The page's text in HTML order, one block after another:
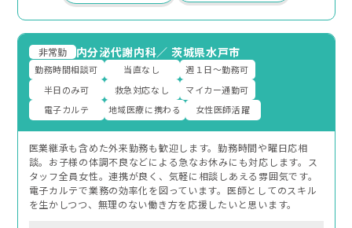
非常勤 内分泌代謝内科／ 茨城県水戸市
勤務時間相談可 当直なし
週１日～勤務可
半日のみ可
救急対応なし
マイカー通勤可
電子カルテ
地域医療に携わる 女性医師活躍
医業継承も含めた外来勤務も歓迎します。勤務時間や曜日応相
談。お子様の体調不良などによる急なお休みにも対応します。ス
タッフ全員女性。連携が良く、気軽に相談しあえる雰囲気です。
電子カルテで業務の効率化を図っています。医師としてのスキル
を生かしつつ、無理のない働き方を応援したいと思います。